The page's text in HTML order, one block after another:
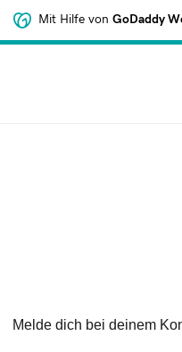
Mit Hilfe von GoDaddy
Melde dich bei deinem